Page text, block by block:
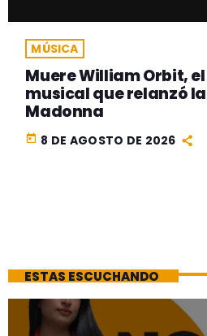
MÚSICA
Muere William Orbit,
musical que relanzó
Madonna
today 8 DE AGOSTO DE 2026
ESTAS ESCUCHANDO